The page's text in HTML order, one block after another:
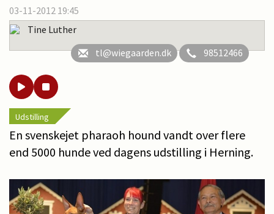
03-11-2012 19:45
Tine Luther
tl@wiegaarden.dk
98512466
Udstilling
En svenskejet pharaoh hound vandt over flere
end 5000 hunde ved dagens udstilling i Herning.